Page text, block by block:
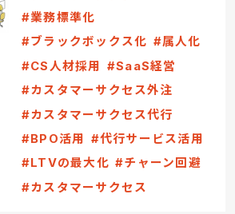
#業務標準化
#ブラックボックス化 #属人化
#CS人材採用
#SaaS経営
#カスタマーサクセス外注
#カスタマーサクセス代行
#BPO活用
#代行サービス活用
#LTVの最大化 #チャーン回避
#カスタマーサクセス